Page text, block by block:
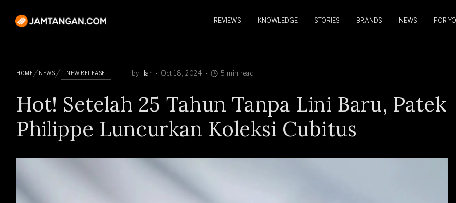
REVIEWS KNOWLEDGE STORIES BRANDS NEWS FOR
HOME NEWS NEW RELEASE by Han Oct 18, 2024 5 min read
Hot! Setelah 25 Tahun Tanpa Lini Baru, Patek
Philippe Luncurkan Koleksi Cubitus